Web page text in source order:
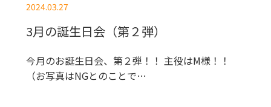
2024.03.27
3月の誕生日会（第２弾）
今月のお誕生日会、第２弾！！ 主役はM様！！
（お写真はNGとのことで…